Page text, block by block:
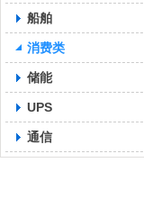
船舶
消费类
储能
UPS
通信